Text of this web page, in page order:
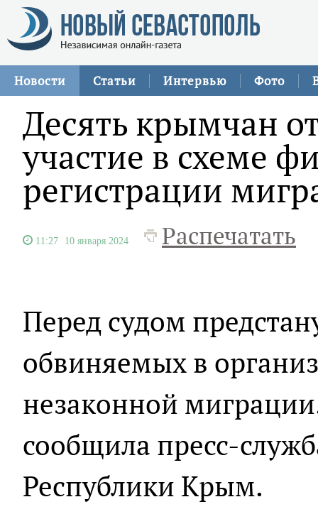
Новости Статьи Интервью Фото
Десять крымчан
участие в схеме
регистрации
11:27 10 января 2024 Распечатать
Перед судом
обвиняемых в
незаконной
сообщила пресс-
Республики Крым.